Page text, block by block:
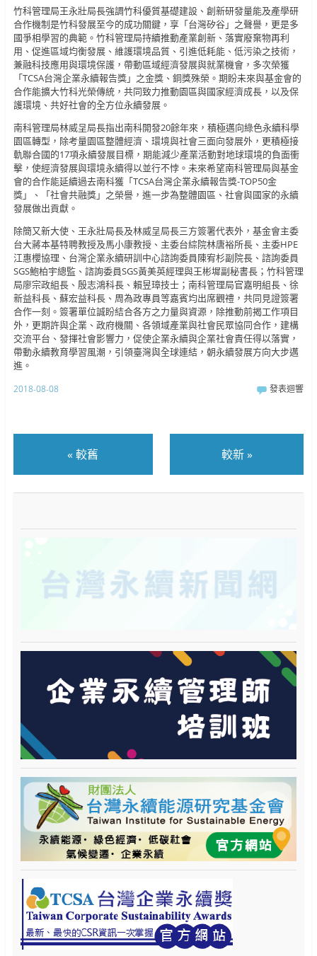
竹科管理局王永壯局長強調竹科優質基礎建設、創新研發量能及產學研
合作機制是竹科發展至今的成功關鍵，享「台灣矽谷」之聲譽，更是多
國爭相學習的典範。竹科管理局持續推動產業創新、落實廢棄物再利
用、促進區域均衡發展、維護環境品質、引進低耗能、低污染之技術，
兼融科技應用與環境保護，帶動區域經濟發展與就業機會，多次榮獲
「TCSA台灣企業永續報告獎」之金獎、銅獎殊榮。期盼未來與基金會的
合作能擴大竹科光榮傳統，共同致力推動園區與國家經濟成長，以及保
護環境、共好社會的全方位永續發展。
南科管理局林威呈局長指出南科開發20餘年來，積極邁向綠色永續科學
園區轉型，除考量園區整體經濟、環境與社會三面向發展外，更積極接
軌聯合國的17項永續發展目標，期能減少產業活動對地球環境的負面衝
擊，使經濟發展與環境永續得以並行不悖。未來希望南科管理局與基金
會的合作能延續過去南科獲「TCSA台灣企業永續報告獎-TOP50金
獎」、「社會共融獎」之榮譽，進一步為整體園區、社會與國家的永續
發展做出貢獻。
除簡又新大使、王永壯局長及林威呈局長三方簽署代表外，基金會主委
台大蔣本基特聘教授及馬小康教授、主委台綜院林唐裕所長、主委HPE
江惠櫻協理、台灣企業永續研訓中心諮詢委員陳宥杉副院長、諮詢委員
SGS鮑柏宇總監、諮詢委員SGS黃美英經理與王彬墀副秘書長；竹科管理
局廖宗政組長、殷志鴻科長、賴昱璋技士；南科管理局官嘉明組長、徐
新益科長、蘇宏益科長、周為政專員等嘉賓均出席觀禮，共同見證簽署
合作一刻。簽署單位誠盼結合各方之力量與資源，除推動前揭工作項目
外，更期許與企業、政府機關、各領域產業與社會民眾協同合作，建構
交流平台、發揮社會影響力，促使企業永續與企業社會責任得以落實，
帶動永續教育學習風潮，引領臺灣與全球連結，朝永續發展方向大步邁
進。
2018-08-08 發表迴響
« 較舊 較新»